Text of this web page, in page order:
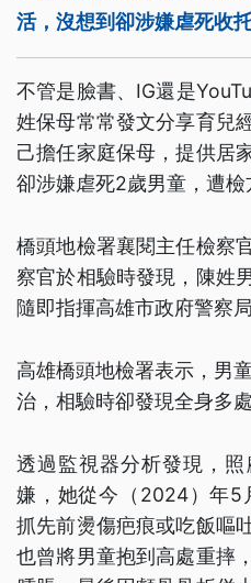
活，沒想到卻涉嫌虐死收托
不管是臉書、IG還是
姓保母常常發文分享育兒
己擔任家庭保母，提供居
卻涉嫌虐死2歲男童，遭檢
橋頭地檢署襄閱主任檢察
察官於相驗時發現，陳姓
隨即指揮高雄市政府警察
高雄橋頭地檢署表示，男
治，相驗時卻發現全身多
透過監視器分析發現，
嫌，她從今（2024）年5
抓先前燙傷疤痕或吃飯嘔
也曾將男童抱到高處重摔